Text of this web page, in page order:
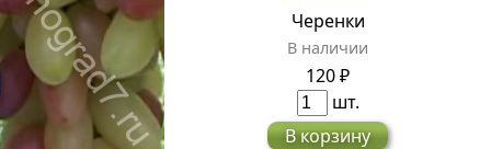
Черенки
В наличии
120 ₽
шт.
В корзину